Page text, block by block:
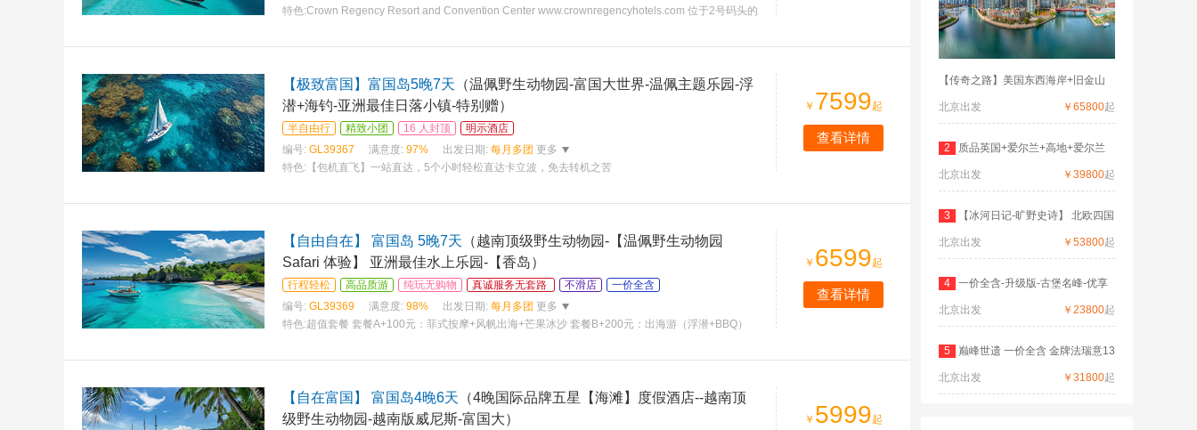
特色:Crown Regency Resort and Convention Center www.crownregencyhotels.com 位于2号码头的
【极致富国】富国岛5晚7天 （温佩野生动物园-富国大世界-温佩主题乐园-浮
潜+海钓-亚洲最佳日落小镇-特别赠）
半自由行 精致小团 16 人封顶
明示酒店
编号: GL39367 满意度: 97% 出发日期: 每月多团 更多
特色: 【包机直飞】一站直达，5个小时轻松直达卡立波，免去转机之苦
￥ 7599起
查看详情
【自由自在】 富国岛 5晚7天 （越南顶级野生动物园-【温佩野生动物园
Safari 体验】 亚洲最佳水上乐园-【香岛）
行程轻松 高品质游 纯玩无购物 真诚服务无套路 不滑店
一价全含
编号: GL39369 满意度: 98% 出发日期: 每月多团 更多
特色:超值套餐 套餐A+100元：菲式按摩+风帆出海+芒果冰沙 套餐B+200元：出海游（浮潜+BBQ）
￥ 6599起
查看详情
【自在富国】 富国岛4晚6天 （4晚国际品牌五星【海滩】度假酒店--越南顶
级野生动物园-越南版威尼斯-富国大）
￥ 5999起
【传奇之路】美国东西海岸+旧金山
北京出发 ￥65800起
2 质品英国+爱尔兰+高地+爱尔兰
深度
北京出发 ￥39800起
3 【冰河日记-旷野史诗】 北欧四国
双
北京出发 ￥53800起
4 一价全含-升级版-古堡名峰-优享
德
北京出发 ￥23800起
5 巅峰世遗 一价全含 金牌法瑞意13
日
北京出发 ￥31800起